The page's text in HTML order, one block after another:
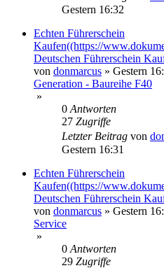
Gestern 16:32
Echten Führerschein
Kaufen((https://
Deutschen Führerschein
von donmarcus » Gestern
Generation - Baureihe F40
»
0 Antworten
27 Zugriffe
Letzter Beitrag von
Gestern 16:31
Echten Führerschein
Kaufen((https://
Deutschen Führerschein
von donmarcus » Gestern
Service
»
0 Antworten
29 Zugriffe